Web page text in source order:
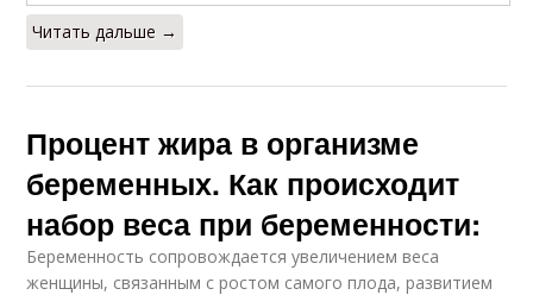
Читать дальше →
Процент жира в организме
беременных. Как происходит
набор веса при беременности:
Беременность сопровождается увеличением веса
женщины, связанным с ростом самого плода, развитием